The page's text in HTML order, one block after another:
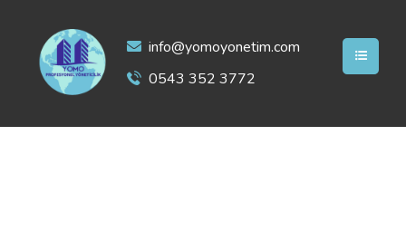
info@yomoyonetim.com
0543 352 3772